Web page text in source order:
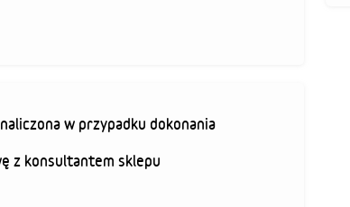
w przypadku dokonania
z konsultantem sklepu